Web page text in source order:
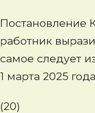
Постановление
работник
самое следует
1 марта 2025
(20)